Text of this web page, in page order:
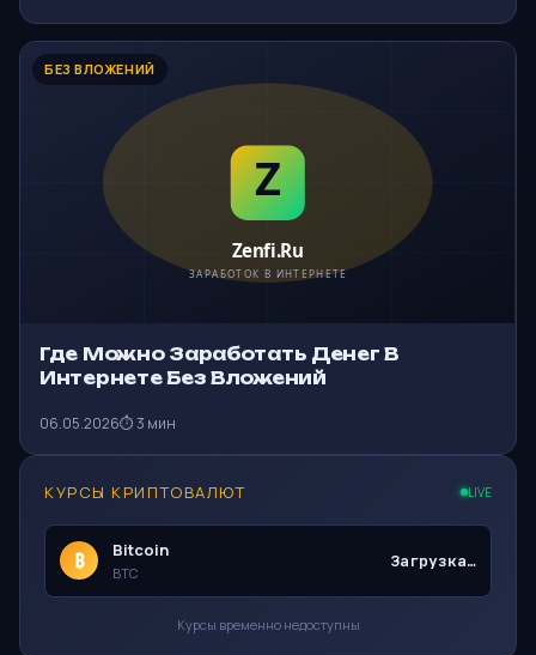
БЕЗ ВЛОЖЕНИЙ
Где Можно Заработать Денег В
Интернете Без Вложений
06.05.2026⏱ 3 мин
КУРСЫ КРИПТОВАЛЮТ LIVE
₿ Bitcoin
BTC
Загрузка…
Курсы временно недоступны